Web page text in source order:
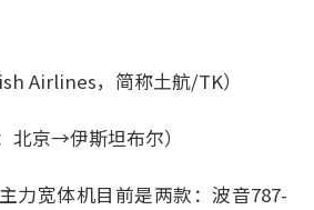
Airlines，简称土航/TK）
北京→伊斯坦布尔）
力宽体机目前是两款：波音787-